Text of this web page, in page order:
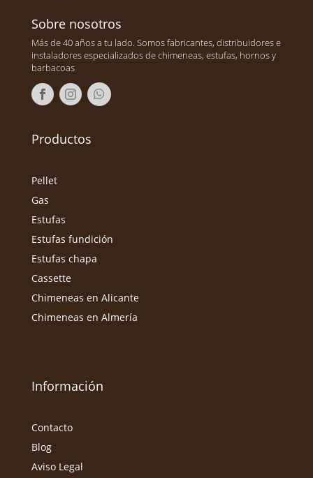
Sobre nosotros
Más de 40 años a tu lado. Somos fabricantes, distribuidores e
instaladores especializados de chimeneas, estufas, hornos y
barbacoas
Productos
Pellet
Gas
Estufas
Estufas fundición
Estufas chapa
Cassette
Chimeneas en Alicante
Chimeneas en Almería
Información
Contacto
Blog
Aviso Legal